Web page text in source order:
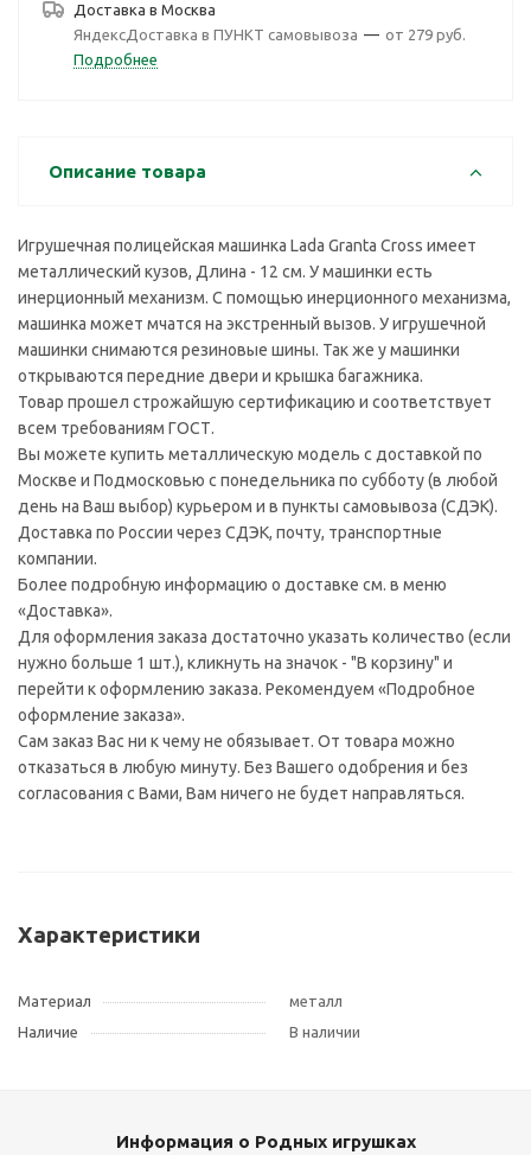
Доставка в Москва
ЯндексДоставка в ПУНКТ самовывоза — от 279 руб.
Подробнее
Описание товара
Игрушечная полицейская машинка Lada Granta Cross имеет
металлический кузов, Длина - 12 см. У машинки есть
инерционный механизм. С помощью инерционного механизма,
машинка может мчатся на экстренный вызов. У игрушечной
машинки снимаются резиновые шины. Так же у машинки
открываются передние двери и крышка багажника.
Товар прошел строжайшую сертификацию и соответствует
всем требованиям ГОСТ.
Вы можете купить металлическую модель с доставкой по
Москве и Подмосковью с понедельника по субботу (в любой
день на Ваш выбор) курьером и в пункты самовывоза (СДЭК).
Доставка по России через СДЭК, почту, транспортные
компании.
Более подробную информацию о доставке см. в меню
«Доставка».
Для оформления заказа достаточно указать количество (если
нужно больше 1 шт.), кликнуть на значок - "В корзину" и
перейти к оформлению заказа. Рекомендуем «Подробное
оформление заказа».
Сам заказ Вас ни к чему не обязывает. От товара можно
отказаться в любую минуту. Без Вашего одобрения и без
согласования с Вами, Вам ничего не будет направляться.
Характеристики
Материал
металл
Наличие
В наличии
Информация о Родных игрушках